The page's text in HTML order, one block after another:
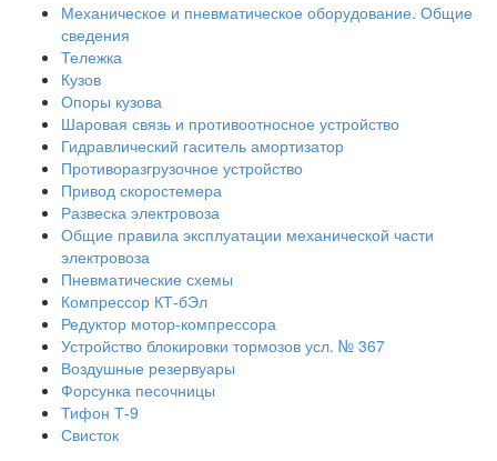
Механическое и пневматическое оборудование. Общие
сведения
Тележка
Кузов
Опоры кузова
Шаровая связь и противоотносное устройство
Гидравлический гаситель амортизатор
Противоразгрузочное устройство
Привод скоростемера
Развеска электровоза
Общие правила эксплуатации механической части
электровоза
Пневматические схемы
Компрессор КТ-бЭл
Редуктор мотор-компрессора
Устройство блокировки тормозов усл. № 367
Воздушные резервуары
Форсунка песочницы
Тифон Т-9
Свисток